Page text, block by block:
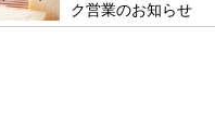
ク営業のお知らせ